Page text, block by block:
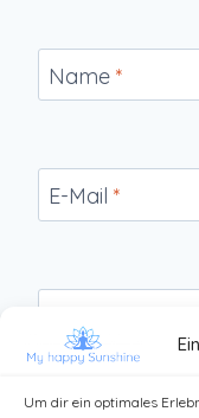
Um dir ein optimales
Name *
E-Mail *